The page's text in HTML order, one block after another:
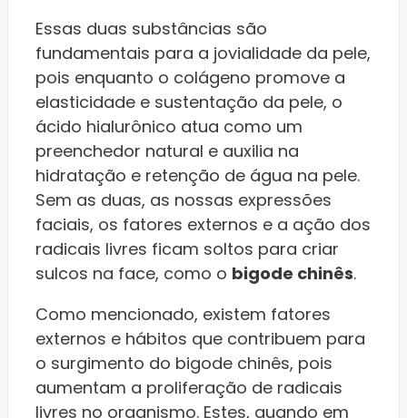
Essas duas substâncias são
fundamentais para a jovialidade da pele,
pois enquanto o colágeno promove a
elasticidade e sustentação da pele, o
ácido hialurônico atua como um
preenchedor natural e auxilia na
hidratação e retenção de água na pele.
Sem as duas, as nossas expressões
faciais, os fatores externos e a ação dos
radicais livres ficam soltos para criar
sulcos na face, como o bigode chinês.
Como mencionado, existem fatores
externos e hábitos que contribuem para
o surgimento do bigode chinês, pois
aumentam a proliferação de radicais
livres no organismo. Estes, quando em